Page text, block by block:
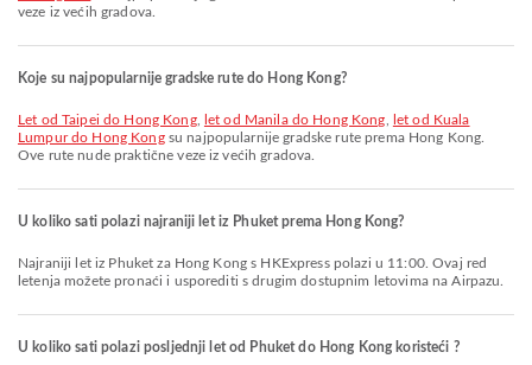
veze iz većih gradova.
Koje su najpopularnije gradske rute do Hong Kong?
let od Taipei do Hong Kong, let od Manila do Hong Kong
let od Kuala
Lumpur do Hong Kongsu najpopularnije gradske rute prema Hong Kong.
Ove rute nude praktične veze iz većih gradova.
U koliko sati polazi najraniji let iz Phuket prema Hong Kong?
Najraniji let iz Phuket za Hong Kong s HKExpress polazi u 11:00. Ovaj red
letenja možete pronaći i usporediti s drugim dostupnim letovima na Airpazu.
U koliko sati polazi posljednji let od Phuket do Hong Kong koristeći ?